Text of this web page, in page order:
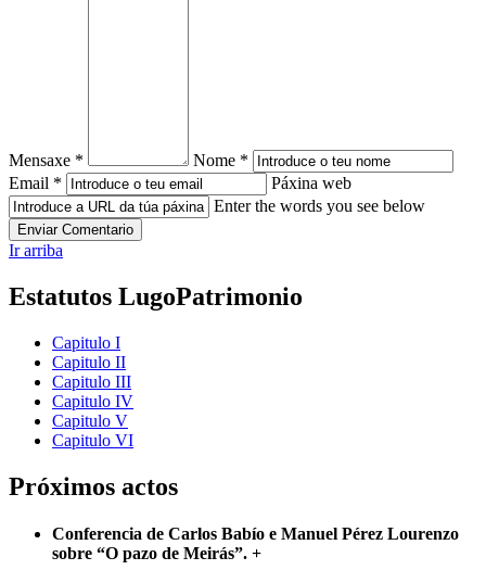
Mensaxe *
Nome *
Email *
Páxina web
Enter the words you see below
Ir arriba
Estatutos LugoPatrimonio
Capitulo I
Capitulo II
Capitulo III
Capitulo IV
Capitulo V
Capitulo VI
Próximos actos
Conferencia de Carlos Babío e Manuel Pérez Lourenzo
sobre “O pazo de Meirás”. +